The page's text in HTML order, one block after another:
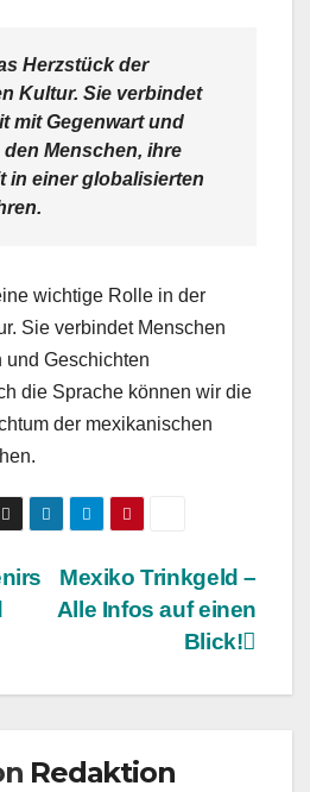
Herzstück der
Kultur. Sie verbindet
mit Gegenwart und
Menschen, ihre
in einer globalisierten
wichtige Rolle in der
Sie verbindet Menschen
und Geschichten
die Sprache können wir die
der mexikanischen
Mexiko Trinkgeld –
Alle Infos auf einen
Blick!
Redaktion